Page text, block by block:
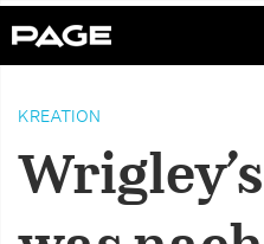
KREATION